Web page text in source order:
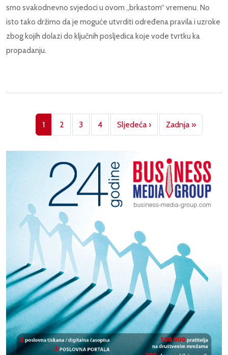
smo svakodnevno svjedoci u ovom „brkastom“ vremenu. No
isto tako držimo da je moguće utvrditi određena pravila i uzroke
zbog kojih dolazi do ključnih posljedica koje vode tvrtku ka
propadanju.
Pagination
1 2 3 4 Sljedeća ›Next page
Zadnja »Last